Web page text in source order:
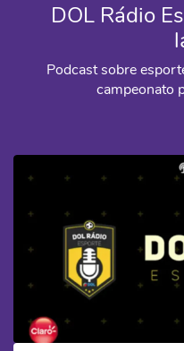
DOL Rádio
Podcast sobre
campeonato